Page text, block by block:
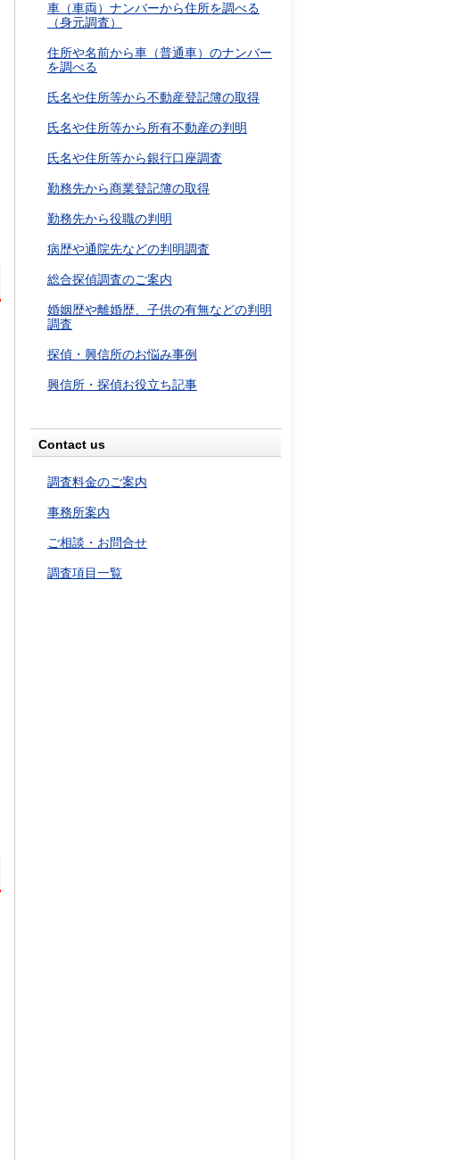
車（車両）ナンバーから住所を調べる
（身元調査）
住所や名前から車（普通車）のナンバー
を調べる
氏名や住所等から不動産登記簿の取得
氏名や住所等から所有不動産の判明
氏名や住所等から銀行口座調査
勤務先から商業登記簿の取得
勤務先から役職の判明
病歴や通院先などの判明調査
総合探偵調査のご案内
婚姻歴や離婚歴、子供の有無などの判明
調査
探偵・興信所のお悩み事例
興信所・探偵お役立ち記事
Contact us
調査料金のご案内
事務所案内
ご相談・お問合せ
調査項目一覧